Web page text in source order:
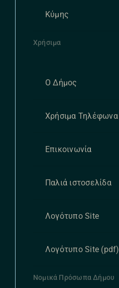
Κύμης
Χρήσιμα
Ο Δήμος
Χρήσιμα Τηλέφωνα
Επικοινωνία
Παλιά ιστοσελίδα
Λογότυπο Site
Λογότυπο Site (pdf)
Νομικά Πρόσωπα Δήμου